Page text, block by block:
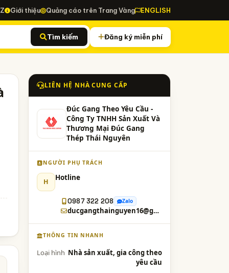
Giới thiệu Quảng cáo trên Trang Vàng ENGLISH
Tìm kiếm Đăng ký miễn phí
LIÊN HỆ NHÀ CUNG CẤP
Đúc Gang Theo Yêu Cầu -
Công Ty TNHH Sản Xuất Và
Thương Mại Đúc Gang
Thép Thái Nguyên
NGƯỜI PHỤ TRÁCH
H Hotline
0987 322 208 Zalo
ducgangthainguyen16@gmail.com
THÔNG TIN NHANH
Loại hình Nhà sản xuất, gia công theo
yêu cầu